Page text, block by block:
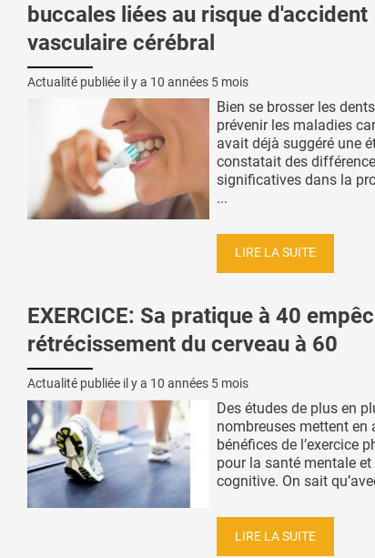
buccales liées au risque d'accident
vasculaire cérébral
Actualité publiée il y a 10 années 5 mois
Bien se brosser les
prévenir les maladies
avait déjà suggéré une
constatait des
significatives dans la
...
LIRE LA SUITE
EXERCICE: Sa pratique à 40
rétrécissement du cerveau à 60
Actualité publiée il y a 10 années 5 mois
Des études de plus en
nombreuses mettent en
bénéfices de l’exercice
pour la santé mentale et
cognitive. On sait
LIRE LA SUITE